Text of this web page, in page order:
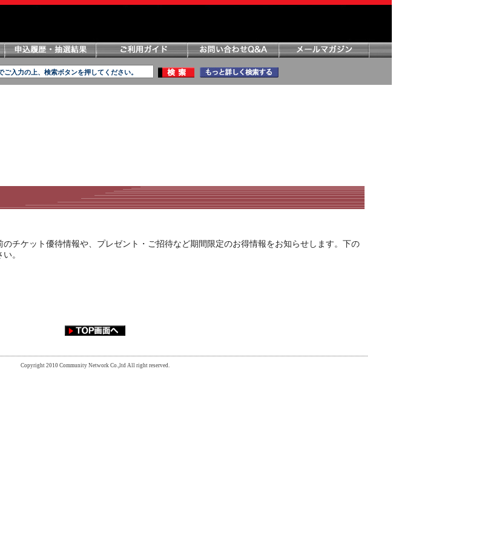
チケット優待情報や、プレゼント・ご招待など期間限定のお得情報をお知らせします。下の
。
Copyright 2010 Community Network Co.,ltd All right reserved.